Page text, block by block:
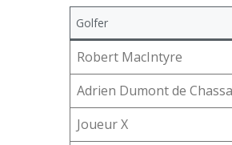
Golfer
Robert MacIntyre
Adrien Dumont de
Joueur X